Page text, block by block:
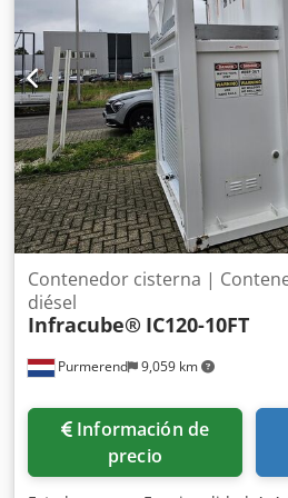
TÜV, ADR
Purmerend 9,059 km
Contenedor cisterna |
diésel
Infracube® IC120-10FT
Información de
precio